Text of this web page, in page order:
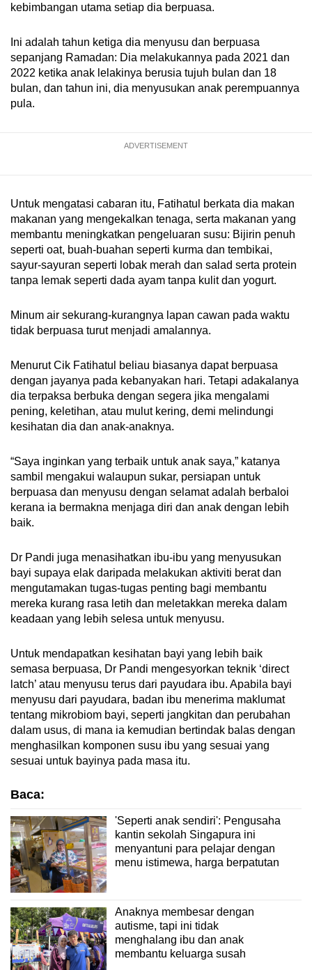
kebimbangan utama setiap dia berpuasa.
Ini adalah tahun ketiga dia menyusu dan berpuasa
sepanjang Ramadan: Dia melakukannya pada 2021 dan
2022 ketika anak lelakinya berusia tujuh bulan dan 18
bulan, dan tahun ini, dia menyusukan anak perempuannya
pula.
ADVERTISEMENT
Untuk mengatasi cabaran itu, Fatihatul berkata dia makan
makanan yang mengekalkan tenaga, serta makanan yang
membantu meningkatkan pengeluaran susu: Bijirin penuh
seperti oat, buah-buahan seperti kurma dan tembikai,
sayur-sayuran seperti lobak merah dan salad serta protein
tanpa lemak seperti dada ayam tanpa kulit dan yogurt.
Minum air sekurang-kurangnya lapan cawan pada waktu
tidak berpuasa turut menjadi amalannya.
Menurut Cik Fatihatul beliau biasanya dapat berpuasa
dengan jayanya pada kebanyakan hari. Tetapi adakalanya
dia terpaksa berbuka dengan segera jika mengalami
pening, keletihan, atau mulut kering, demi melindungi
kesihatan dia dan anak-anaknya.
“Saya inginkan yang terbaik untuk anak saya,” katanya
sambil mengakui walaupun sukar, persiapan untuk
berpuasa dan menyusu dengan selamat adalah berbaloi
kerana ia bermakna menjaga diri dan anak dengan lebih
baik.
Dr Pandi juga menasihatkan ibu-ibu yang menyusukan
bayi supaya elak daripada melakukan aktiviti berat dan
mengutamakan tugas-tugas penting bagi membantu
mereka kurang rasa letih dan meletakkan mereka dalam
keadaan yang lebih selesa untuk menyusu.
Untuk mendapatkan kesihatan bayi yang lebih baik
semasa berpuasa, Dr Pandi mengesyorkan teknik ‘direct
latch’ atau menyusu terus dari payudara ibu. Apabila bayi
menyusu dari payudara, badan ibu menerima maklumat
tentang mikrobiom bayi, seperti jangkitan dan perubahan
dalam usus, di mana ia kemudian bertindak balas dengan
menghasilkan komponen susu ibu yang sesuai yang
sesuai untuk bayinya pada masa itu.
Baca:
'Seperti anak sendiri': Pengusaha
kantin sekolah Singapura ini
menyantuni para pelajar dengan
menu istimewa, harga berpatutan
Anaknya membesar dengan
autisme, tapi ini tidak
menghalang ibu dan anak
membantu keluarga susah